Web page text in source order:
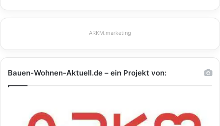
ARKM.marketing
Bauen-Wohnen-Aktuell.de – ein Projekt von: